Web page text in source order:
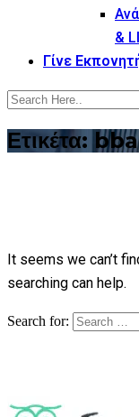
&
Γίνε
Ετικέτα: bba
It seems we can’t
searching can help.
Search for: